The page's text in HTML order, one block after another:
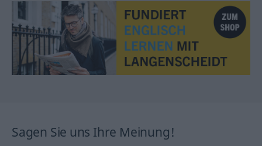
Sagen Sie uns Ihre Meinung!